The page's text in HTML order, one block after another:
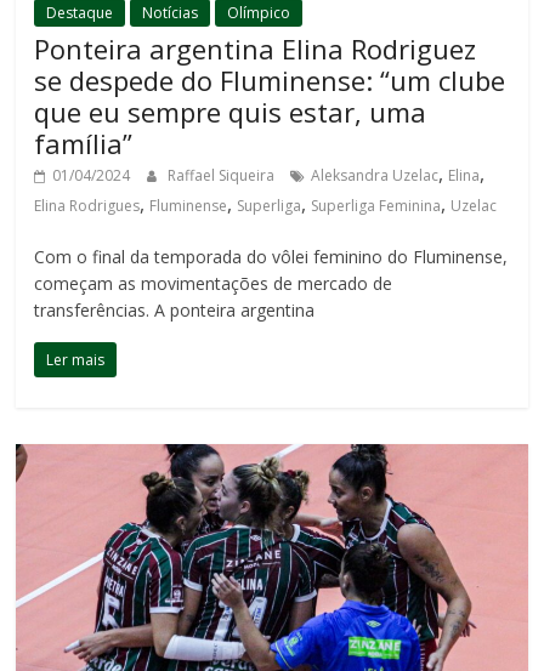
Destaque Notícias Olímpico
Ponteira argentina Elina Rodriguez
se despede do Fluminense: “um clube
que eu sempre quis estar, uma
família”
01/04/2024 Raffael Siqueira Aleksandra Uzelac, Elina,
Elina Rodrigues, Fluminense, Superliga, Superliga Feminina, Uzelac
Com o final da temporada do vôlei feminino do Fluminense,
começam as movimentações de mercado de
transferências. A ponteira argentina
Ler mais